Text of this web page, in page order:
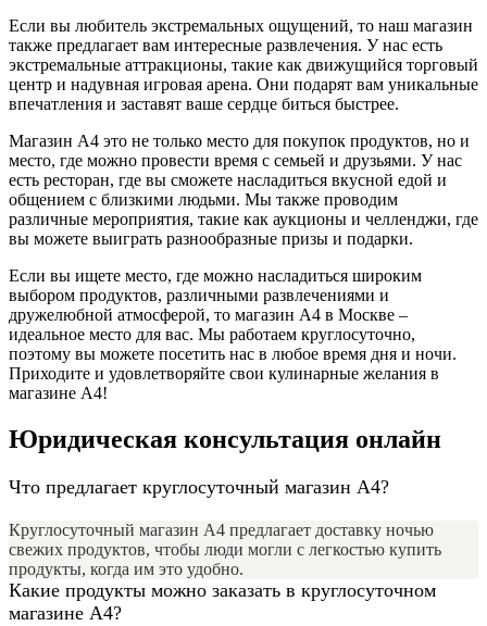
Если вы любитель экстремальных ощущений, то наш магазин
также предлагает вам интересные развлечения. У нас есть
экстремальные аттракционы, такие как движущийся торговый
центр и надувная игровая арена. Они подарят вам уникальные
впечатления и заставят ваше сердце биться быстрее.
Магазин A4 это не только место для покупок продуктов, но и
место, где можно провести время с семьей и друзьями. У нас
есть ресторан, где вы сможете насладиться вкусной едой и
общением с близкими людьми. Мы также проводим
различные мероприятия, такие как аукционы и челленджи, где
вы можете выиграть разнообразные призы и подарки.
Если вы ищете место, где можно насладиться широким
выбором продуктов, различными развлечениями и
дружелюбной атмосферой, то магазин A4 в Москве –
идеальное место для вас. Мы работаем круглосуточно,
поэтому вы можете посетить нас в любое время дня и ночи.
Приходите и удовлетворяйте свои кулинарные желания в
магазине A4!
Юридическая консультация онлайн
Что предлагает круглосуточный магазин А4?
Круглосуточный магазин А4 предлагает доставку ночью
свежих продуктов, чтобы люди могли с легкостью купить
продукты, когда им это удобно.
Какие продукты можно заказать в круглосуточном
магазине А4?